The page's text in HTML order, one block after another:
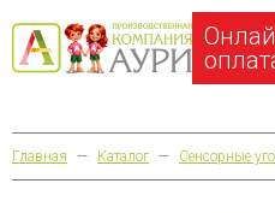
Главная — Каталог — Сенсорные